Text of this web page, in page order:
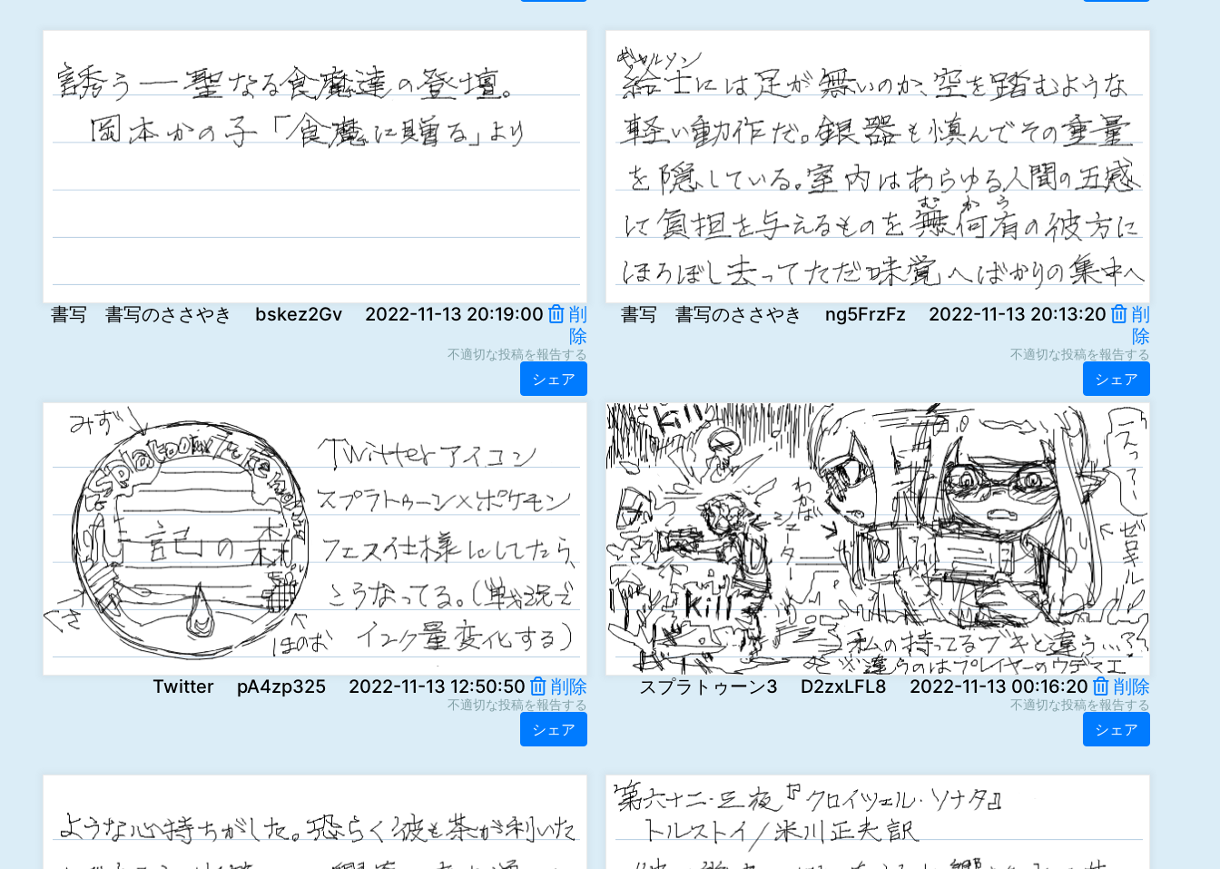
書写 書写のささやき bskez2Gv 2022-11-13 20:19:00
削
除
不適切な投稿を報告する
シェア
書写 書写のささやき ng5FrzFz 2022-11-13 20:13:20
削
除
不適切な投稿を報告する
シェア
Twitter pA4zp325 2022-11-13 12:50:50 削除
不適切な投稿を報告する
シェア
スプラトゥーン3 D2zxLFL8 2022-11-13 00:16:20 削除
不適切な投稿を報告する
シェア